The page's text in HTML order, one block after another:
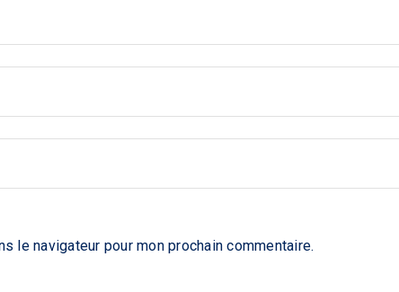
le navigateur pour mon prochain commentaire.